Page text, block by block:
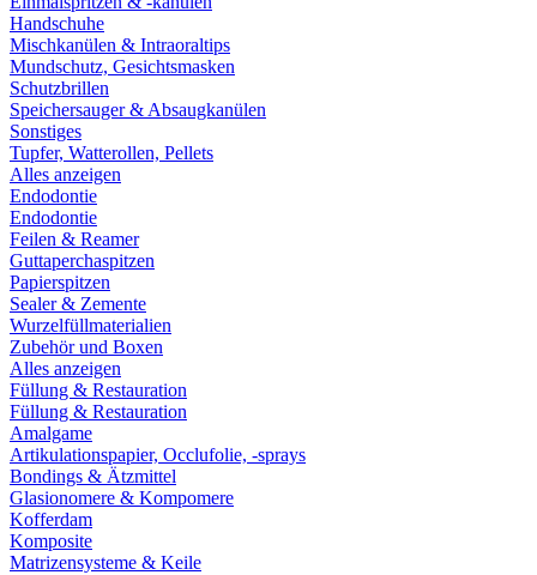
Handschuhe
Mischkanülen & Intraoraltips
Mundschutz, Gesichtsmasken
Schutzbrillen
Speichersauger & Absaugkanülen
Sonstiges
Tupfer, Watterollen, Pellets
Alles anzeigen
Endodontie
Endodontie
Feilen & Reamer
Guttaperchaspitzen
Papierspitzen
Sealer & Zemente
Wurzelfüllmaterialien
Zubehör und Boxen
Alles anzeigen
Füllung & Restauration
Füllung & Restauration
Amalgame
Artikulationspapier, Occlufolie, -sprays
Bondings & Ätzmittel
Glasionomere & Kompomere
Kofferdam
Komposite
Matrizensysteme & Keile